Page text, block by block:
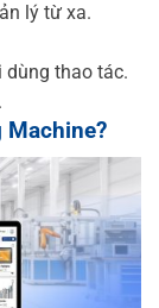
lý từ xa.
dùng thao tác.
Machine?